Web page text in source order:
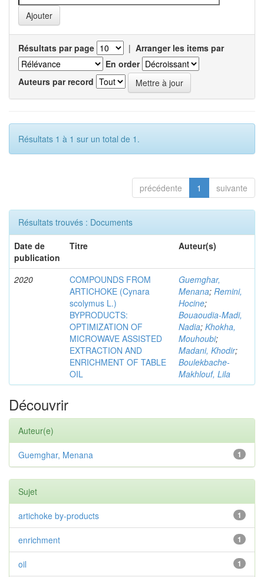
Résultats par page | Arranger les items par
En order
Auteurs par record
Résultats 1 à 1 sur un total de 1.
précédente 1 suivante
Résultats trouvés : Documents
Date de
publication
Titre Auteur(s)
2020
COMPOUNDS FROM
ARTICHOKE (Cynara
scolymus L.)
BYPRODUCTS:
OPTIMIZATION OF
MICROWAVE ASSISTED
EXTRACTION AND
ENRICHMENT OF TABLE
OIL
Guemghar,
Menana; Remini,
Hocine;
Bouaoudia-Madi,
Nadia; Khokha,
Mouhoubi;
Madani, Khodir;
Boulekbache-
Makhlouf, Lila
Découvrir
Auteur(e)
1
Guemghar, Menana
Sujet
1
artichoke by-products
1
enrichment
1
oil